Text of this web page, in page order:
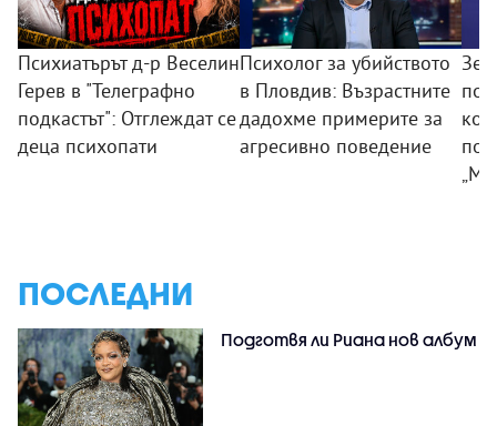
Психиатърът д-р Веселин
Герев в "Телеграфно
подкастът": Отглеждат се
деца психопати
Психолог за убийството
в Пловдив: Възрастните
дадохме примерите за
агресивно поведение
ПОСЛЕДНИ
Подготвя ли Риана нов албум